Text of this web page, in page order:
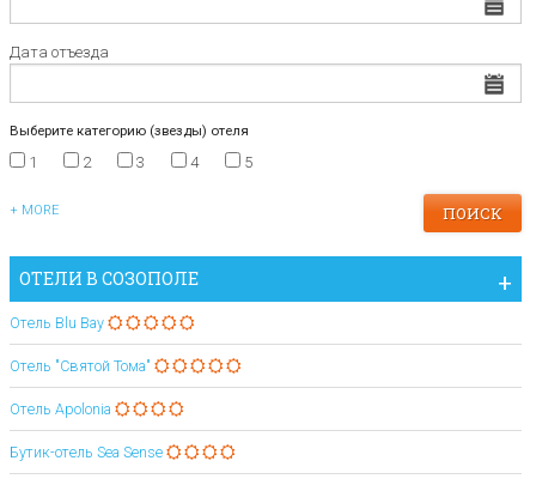
Дата отъезда
Выберите категорию (звезды) отеля
1 2 3 4 5
+ MORE
ОТЕЛИ В СОЗОПОЛЕ
Oтель Blu Bay
Отель "Святой Тома"
Oтель Apolonia
Бутик-отель Sea Sense